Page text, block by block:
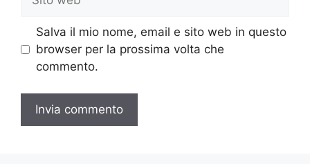
web
Salva il mio nome, email e sito web in questo
browser per la prossima volta che
commento.